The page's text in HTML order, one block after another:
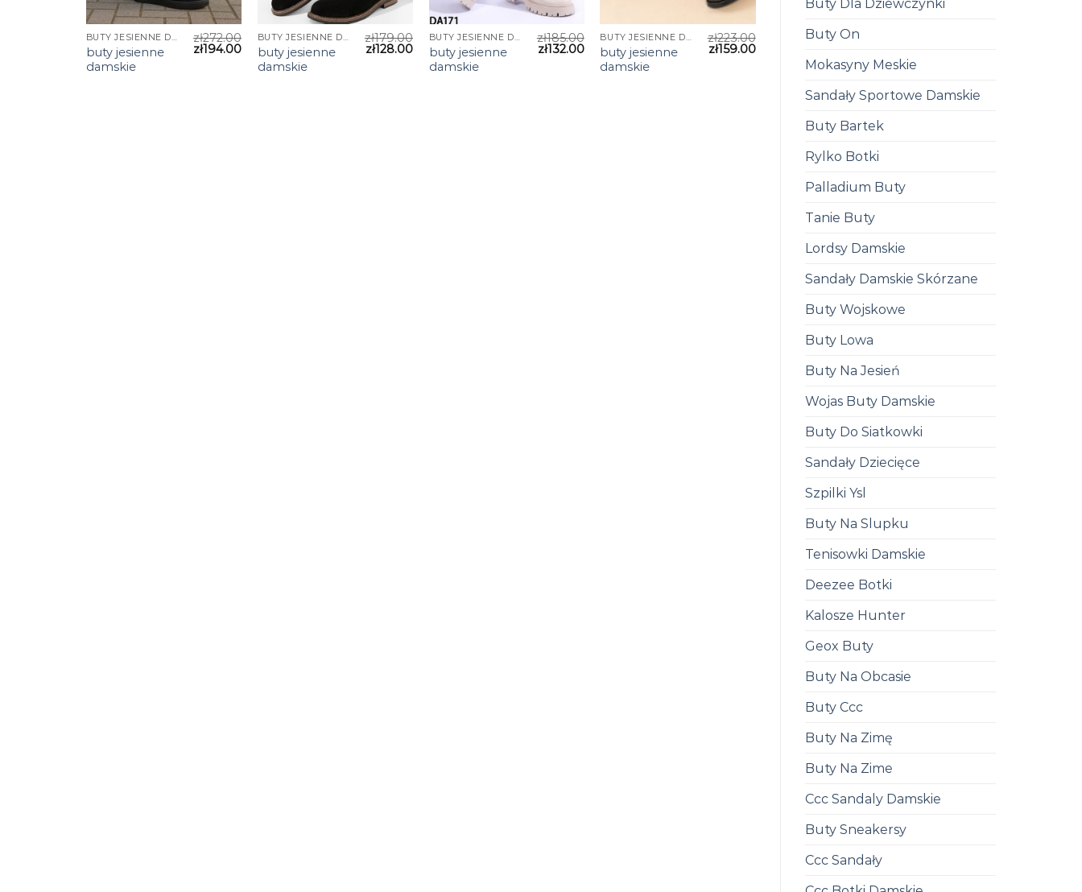
Buty Dla Dziewczynki
Buty On
Mokasyny Meskie
Sandały Sportowe Damskie
Buty Bartek
Rylko Botki
Palladium Buty
Tanie Buty
Lordsy Damskie
Sandały Damskie Skórzane
Buty Wojskowe
Buty Lowa
Buty Na Jesień
Wojas Buty Damskie
Buty Do Siatkowki
Sandały Dziecięce
Szpilki Ysl
Buty Na Slupku
Tenisowki Damskie
Deezee Botki
Kalosze Hunter
Geox Buty
Buty Na Obcasie
Buty Ccc
Buty Na Zimę
Buty Na Zime
Ccc Sandaly Damskie
Buty Sneakersy
Ccc Sandały
BUTY JESIENNE DAMSKIE
buty jesienne
damskie
zł272.00
zł194.00
BUTY JESIENNE DAMSKIE
buty jesienne
damskie
zł179.00
zł128.00
BUTY JESIENNE DAMSKIE
buty jesienne
damskie
zł185.00
zł132.00
BUTY JESIENNE DAMSKIE
buty jesienne
damskie
zł223.00
zł159.00